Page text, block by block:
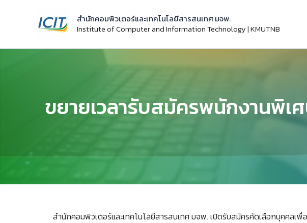
สำนักคอมพิวเตอร์และเทคโนโลยีสารสนเทศ มจพ.
Institute of Computer and Information Technology | KMUTNB
ขยายเวลารับสมัครพนักงานพิเ
สำนักคอมพิวเตอร์และเทคโนโลยีสารสนเทศ มจพ. เปิดรับสมัครคัดเลือกบุคคลเ